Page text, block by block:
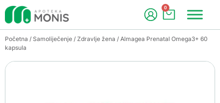
0
Početna / Samoliječenje / Zdravlje žena / Almagea Prenatal Omega3+ 60
kapsula